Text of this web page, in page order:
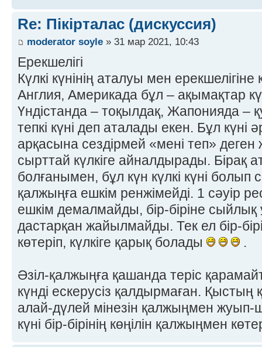
Re: Пікірталас (дискуссия)
moderator soyle » 31 мар 2021, 10:43
Ерекшелігі
Күлкі күнінің аталуы мен
Англия, Америкада бұл – ақымақтар
Үндістанда – тоқылдақ, Жапонияда –
тепкі күні деп аталады екен. Бұл күні
арқасына сездірмей «мені теп» деген
сырттай күлкіге айналдырады. Бірақ
болғанымен, бұл күн күлкі күні болып
қалжыңға ешкім ренжімейді. 1 сәуір
ешкім демалмайды, бір-біріне
дастарқан жайылмайды. Тек ел бір-
көтеріп, күлкіге қарық болады
.
Әзіл-қалжыңға қашанда теріс
күнді ескерусіз қалдырмаған. Қыстың
алай-дүлей мінезін қалжыңмен жуып-
күні бір-бірінің көңілін қалжыңмен